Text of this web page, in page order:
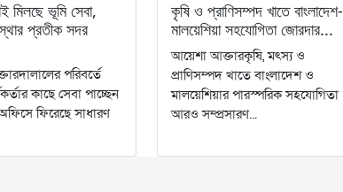
মিলছে ভূমি সেবা,
প্রতীক সদর
পরিবর্তে
কাছে সেবা পাচ্ছেন
ফিরেছে সাধারণ
কৃষি ও প্রাণিসম্পদ খাতে বাংলাদেশ-
মালয়েশিয়া সহযোগিতা জোরদার...
আয়েশা আক্তারকৃষি, মৎস্য ও
প্রাণিসম্পদ খাতে বাংলাদেশ ও
মালয়েশিয়ার পারস্পরিক সহযোগিতা
আরও সম্প্রসারণ...